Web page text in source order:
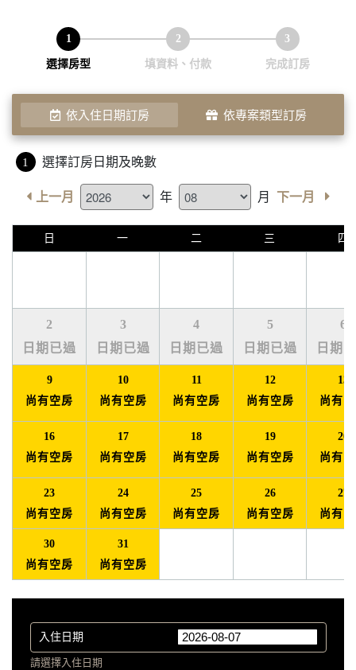
1
選擇房型
2
填資料、付款
3
完成訂房
依入住日期訂房 依專案類型訂房
1 選擇訂房日期及晚數
上一月 年 月 下一月
日 一 二 三 四
2
日期已過
3
日期已過
4
日期已過
5
日期已過
6
日期
9
尚有空房
10
尚有空房
11
尚有空房
12
尚有空房
13
尚有
16
尚有空房
17
尚有空房
18
尚有空房
19
尚有空房
20
尚有
23
尚有空房
24
尚有空房
25
尚有空房
26
尚有空房
27
尚有
30
尚有空房
31
尚有空房
入住日期
請選擇入住日期